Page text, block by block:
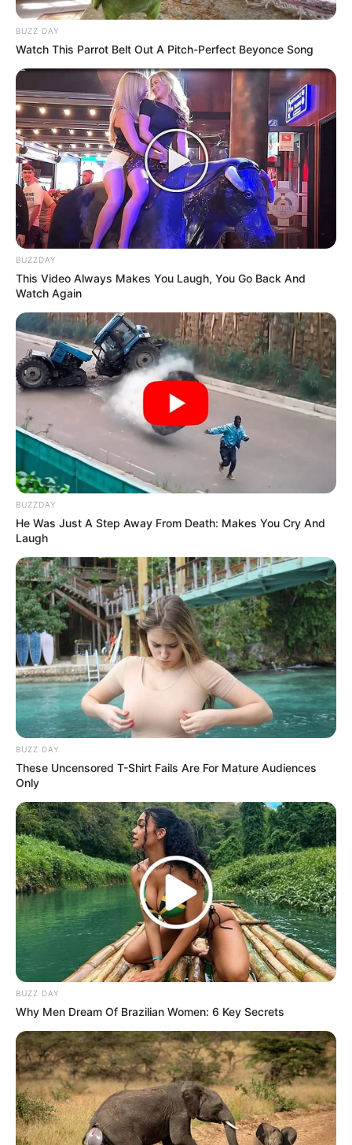
A lo largo de su carrera, su personaje de Ben
Cartwright, el patriarca de la familia Cartwright,
capturó el corazón de millones de televidentes.
A pesar de su éxito en la pantalla, Lorne
Greene era también un hombre de familia y de
principios sólidos, lo que lo hacía aún más
admirado por aquellos que lo conocían de
cerca.
El funeral de Lorne Greene, que tuvo lugar en
Los Ángeles, fue un evento que congregó a
amigos, familiares, colegas y fanáticos para
rendir homenaje a su legado.
BUZZ DAY
Watch This Parrot Belt Out A Pitch-Perfect Beyonce Song
BUZZDAY
This Video Always Makes You Laugh, You Go Back And
Watch Again
BUZZDAY
He Was Just A Step Away From Death: Makes You Cry And
Laugh
BUZZ DAY
These Uncensored T-Shirt Fails Are For Mature Audiences
Only
BUZZ DAY
Why Men Dream Of Brazilian Women: 6 Key Secrets